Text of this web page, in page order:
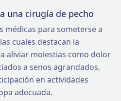
una cirugía de pecho
médicas para someterse a
cuales destacan la
aliviar molestias como dolor
a senos agrandados,
en actividades
adecuada.